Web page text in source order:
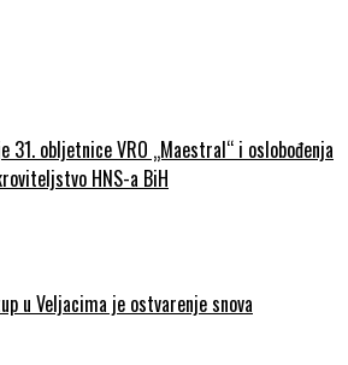
31. obljetnice VRO „Maestral“ i oslobođenja
HNS-a BiH
u Veljacima je ostvarenje snova